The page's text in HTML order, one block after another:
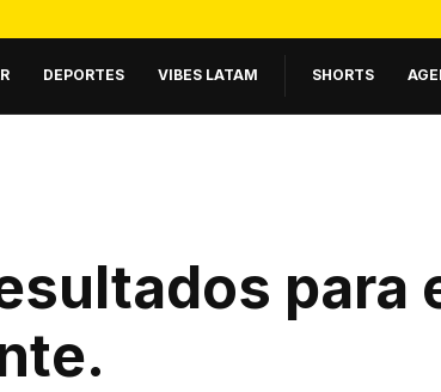
DEPORTES VIBES LATAM SHORTS
para
.